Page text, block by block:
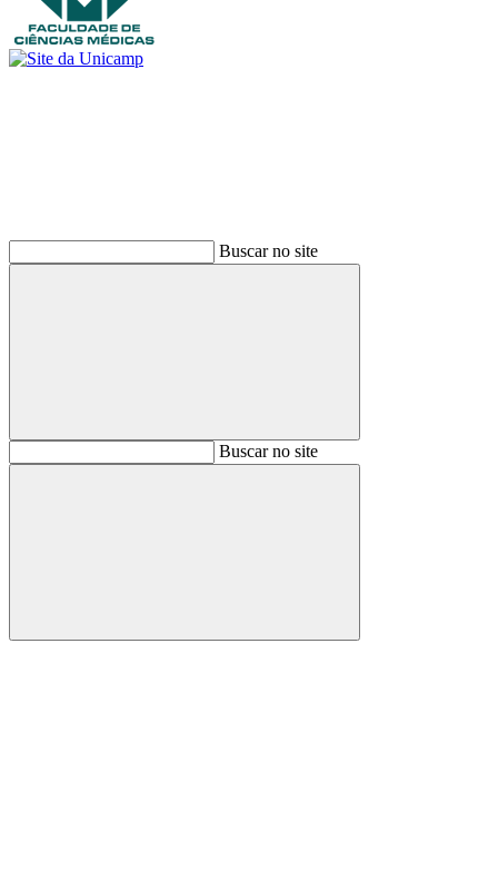
Buscar no site
BuscarBuscar no site
Buscar